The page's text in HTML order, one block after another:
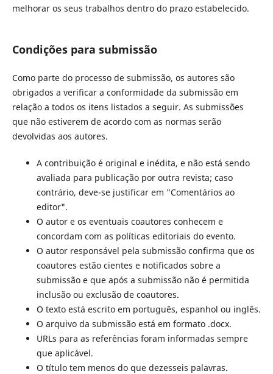
melhorar os seus trabalhos dentro do prazo estabelecido.
Condições para submissão
Como parte do processo de submissão, os autores são
obrigados a verificar a conformidade da submissão em
relação a todos os itens listados a seguir. As submissões
que não estiverem de acordo com as normas serão
devolvidas aos autores.
A contribuição é original e inédita, e não está sendo
avaliada para publicação por outra revista; caso
contrário, deve-se justificar em "Comentários ao
editor".
O autor e os eventuais coautores conhecem e
concordam com as políticas editoriais do evento.
O autor responsável pela submissão confirma que os
coautores estão cientes e notificados sobre a
submissão e que após a submissão não é permitida
inclusão ou exclusão de coautores.
O texto está escrito em português, espanhol ou inglês.
O arquivo da submissão está em formato .docx.
URLs para as referências foram informadas sempre
que aplicável.
O título tem menos do que dezesseis palavras.